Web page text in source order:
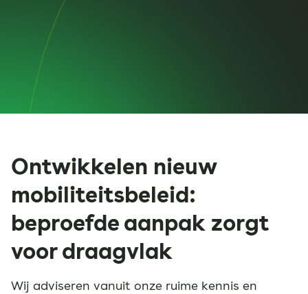
Ontwikkelen nieuw
mobiliteitsbeleid:
beproefde aanpak zorgt
voor draagvlak
Wij adviseren vanuit onze ruime kennis en